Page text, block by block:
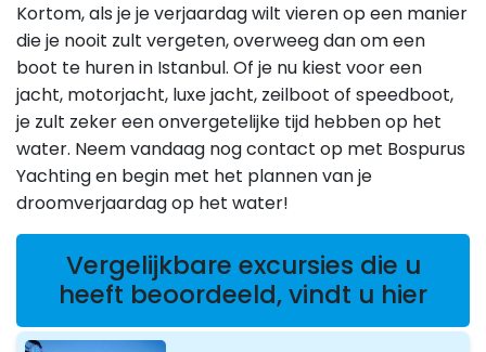
Kortom, als je je verjaardag wilt vieren op een manier
die je nooit zult vergeten, overweeg dan om een
boot te huren in Istanbul. Of je nu kiest voor een
jacht, motorjacht, luxe jacht, zeilboot of speedboot,
je zult zeker een onvergetelijke tijd hebben op het
water. Neem vandaag nog contact op met Bospurus
Yachting en begin met het plannen van je
droomverjaardag op het water!
Vergelijkbare excursies die u
heeft beoordeeld, vindt u hier